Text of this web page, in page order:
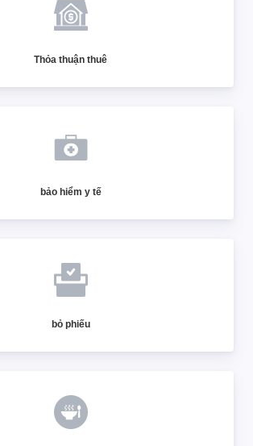
Thỏa thuận thuê
bảo hiểm y tế
bỏ phiếu